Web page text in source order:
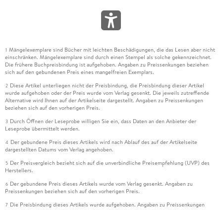
1 Mängelexemplare sind Bücher mit leichten Beschädigungen, die das Lesen aber nicht
einschränken. Mängelexemplare sind durch einen Stempel als solche gekennzeichnet.
Die frühere Buchpreisbindung ist aufgehoben. Angaben zu Preissenkungen beziehen
sich auf den gebundenen Preis eines mangelfreien Exemplars.
2 Diese Artikel unterliegen nicht der Preisbindung, die Preisbindung dieser Artikel
wurde aufgehoben oder der Preis wurde vom Verlag gesenkt. Die jeweils zutreffende
Alternative wird Ihnen auf der Artikelseite dargestellt. Angaben zu Preissenkungen
beziehen sich auf den vorherigen Preis.
3 Durch Öffnen der Leseprobe willigen Sie ein, dass Daten an den Anbieter der
Leseprobe übermittelt werden.
4 Der gebundene Preis dieses Artikels wird nach Ablauf des auf der Artikelseite
dargestellten Datums vom Verlag angehoben.
5 Der Preisvergleich bezieht sich auf die unverbindliche Preisempfehlung (UVP) des
Herstellers.
6 Der gebundene Preis dieses Artikels wurde vom Verlag gesenkt. Angaben zu
Preissenkungen beziehen sich auf den vorherigen Preis.
7 Die Preisbindung dieses Artikels wurde aufgehoben. Angaben zu Preissenkungen